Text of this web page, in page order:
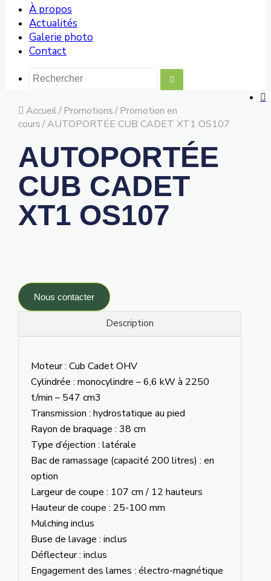
À propos
Actualités
Galerie photo
Contact
Accueil/ Promotions/ Promotion en
cours/AUTOPORTÉE CUB CADET XT1 OS107
AUTOPORTÉE
CUB CADET
XT1 OS107
Nous contacter
Description
Moteur : Cub Cadet OHV
Cylindrée : monocylindre – 6,6 kW à 2250
t/min – 547 cm3
Transmission : hydrostatique au pied
Rayon de braquage : 38 cm
Type d’éjection : latérale
Bac de ramassage (capacité 200 litres) : en
option
Largeur de coupe : 107 cm / 12 hauteurs
Hauteur de coupe : 25-100 mm
Mulching inclus
Buse de lavage : inclus
Déflecteur : inclus
Engagement des lames : électro-magnétique